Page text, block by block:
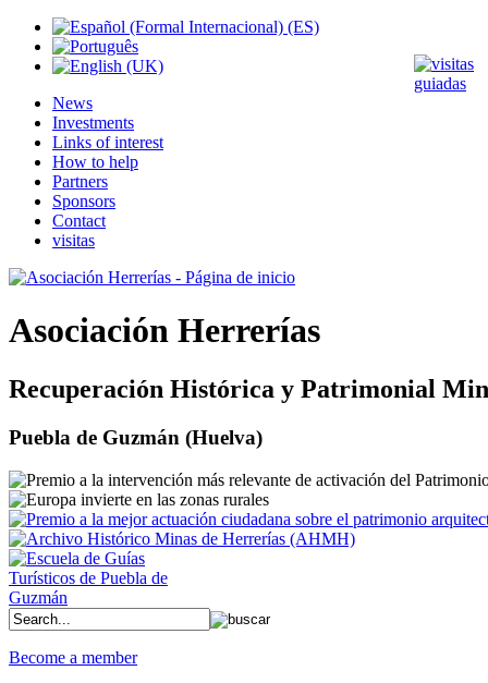
News
Investments
Links of interest
How to help
Partners
Sponsors
Contact
visitas
Asociación Herrerías
Recuperación Histórica y Patrimonial
Puebla de Guzmán (Huelva)
Become a member